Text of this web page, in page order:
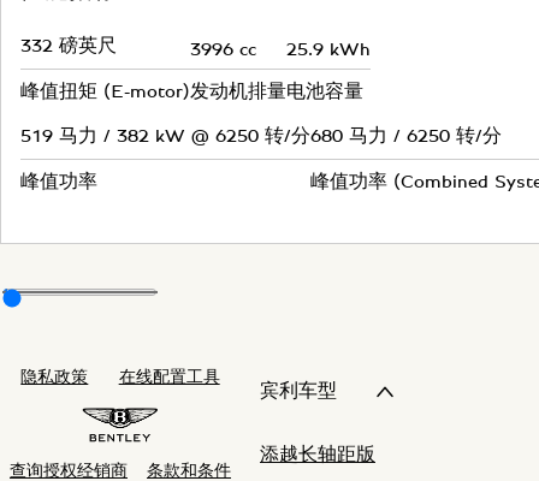
峰值扭矩 (E-motor)
332 磅英尺
发动机排量
3996 cc
电池容量
25.9 kWh
峰值功率
519 马力 / 382 kW @ 6250 转/分
峰值功率 (Combined
680 马力 / 6250 转/分
隐私政策 在线配置工具
查询授权经销商 条款和条件
宾利车型
添越长轴距版